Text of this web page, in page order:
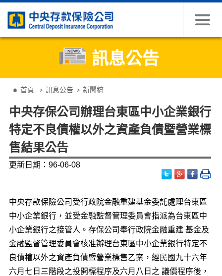
訊息公告
首頁 訊息公告 新聞稿
中央存保公司辦理台東區中小企業銀行
特定不良債權以外之資產負債暨營業標
售結果公告
更新日期：96-06-08
中央存款保險公司受行政院金融重建基金委託處理台東區
中小企業銀行，並受金融監督管理委員會指派為台東區中
小企業銀行之接管人。存保公司奉行政院金融重建 基金及
金融監督管理委員會核准辦理台東區中小企業銀行特定不
良債權以外之資產負債暨營業標售乙案，經民國九十六年
六月七日三階段之投開標程序及六月八日之 議價程序後，